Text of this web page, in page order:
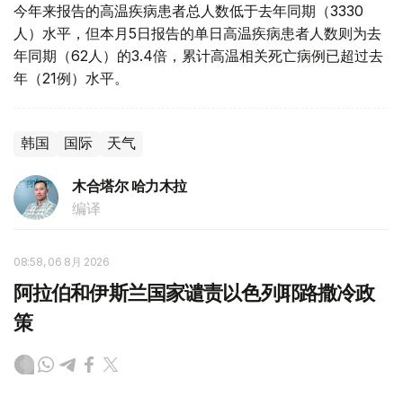
今年来报告的高温疾病患者总人数低于去年同期（3330
人）水平，但本月5日报告的单日高温疾病患者人数则为去
年同期（62人）的3.4倍，累计高温相关死亡病例已超过去
年（21例）水平。
韩国 国际 天气
木合塔尔 哈力木拉
编译
08:58, 06 8月 2026
阿拉伯和伊斯兰国家谴责以色列耶路撒冷政
策